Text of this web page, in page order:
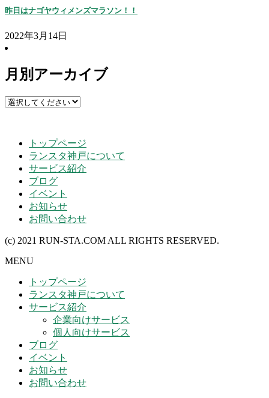
昨日はナゴヤウィメンズマラソン！！
2022年3月14日
月別アーカイブ
トップページ
ランスタ神戸について
サービス紹介
ブログ
イベント
お知らせ
お問い合わせ
(c) 2021 RUN-STA.COM ALL RIGHTS RESERVED.
MENU
トップページ
ランスタ神戸について
サービス紹介
企業向けサービス
個人向けサービス
ブログ
イベント
お知らせ
お問い合わせ